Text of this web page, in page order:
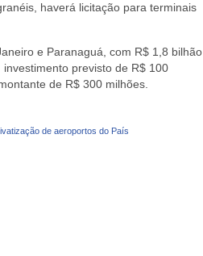
haverá licitação para terminais
e Paranaguá, com R$ 1,8 bilhão
previsto de R$ 100
de R$ 300 milhões.
de aeroportos do País